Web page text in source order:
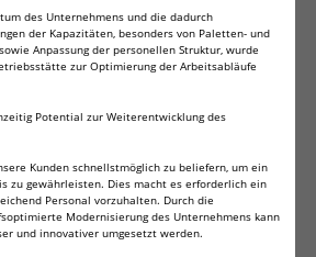
des Unternehmens und die dadurch
der Kapazitäten, besonders von Paletten- und
Anpassung der personellen Struktur, wurde
zur Optimierung der Arbeitsabläufe
Potential zur Weiterentwicklung des
Kunden schnellstmöglich zu beliefern, um ein
zu gewährleisten. Dies macht es erforderlich ein
Personal vorzuhalten. Durch die
Modernisierung des Unternehmens kann
und innovativer umgesetzt werden.